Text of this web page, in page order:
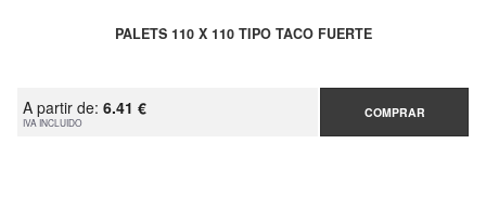
PALETS 110 X 110 TIPO TACO FUERTE
A partir de: 6.41 €
IVA INCLUIDO
COMPRAR